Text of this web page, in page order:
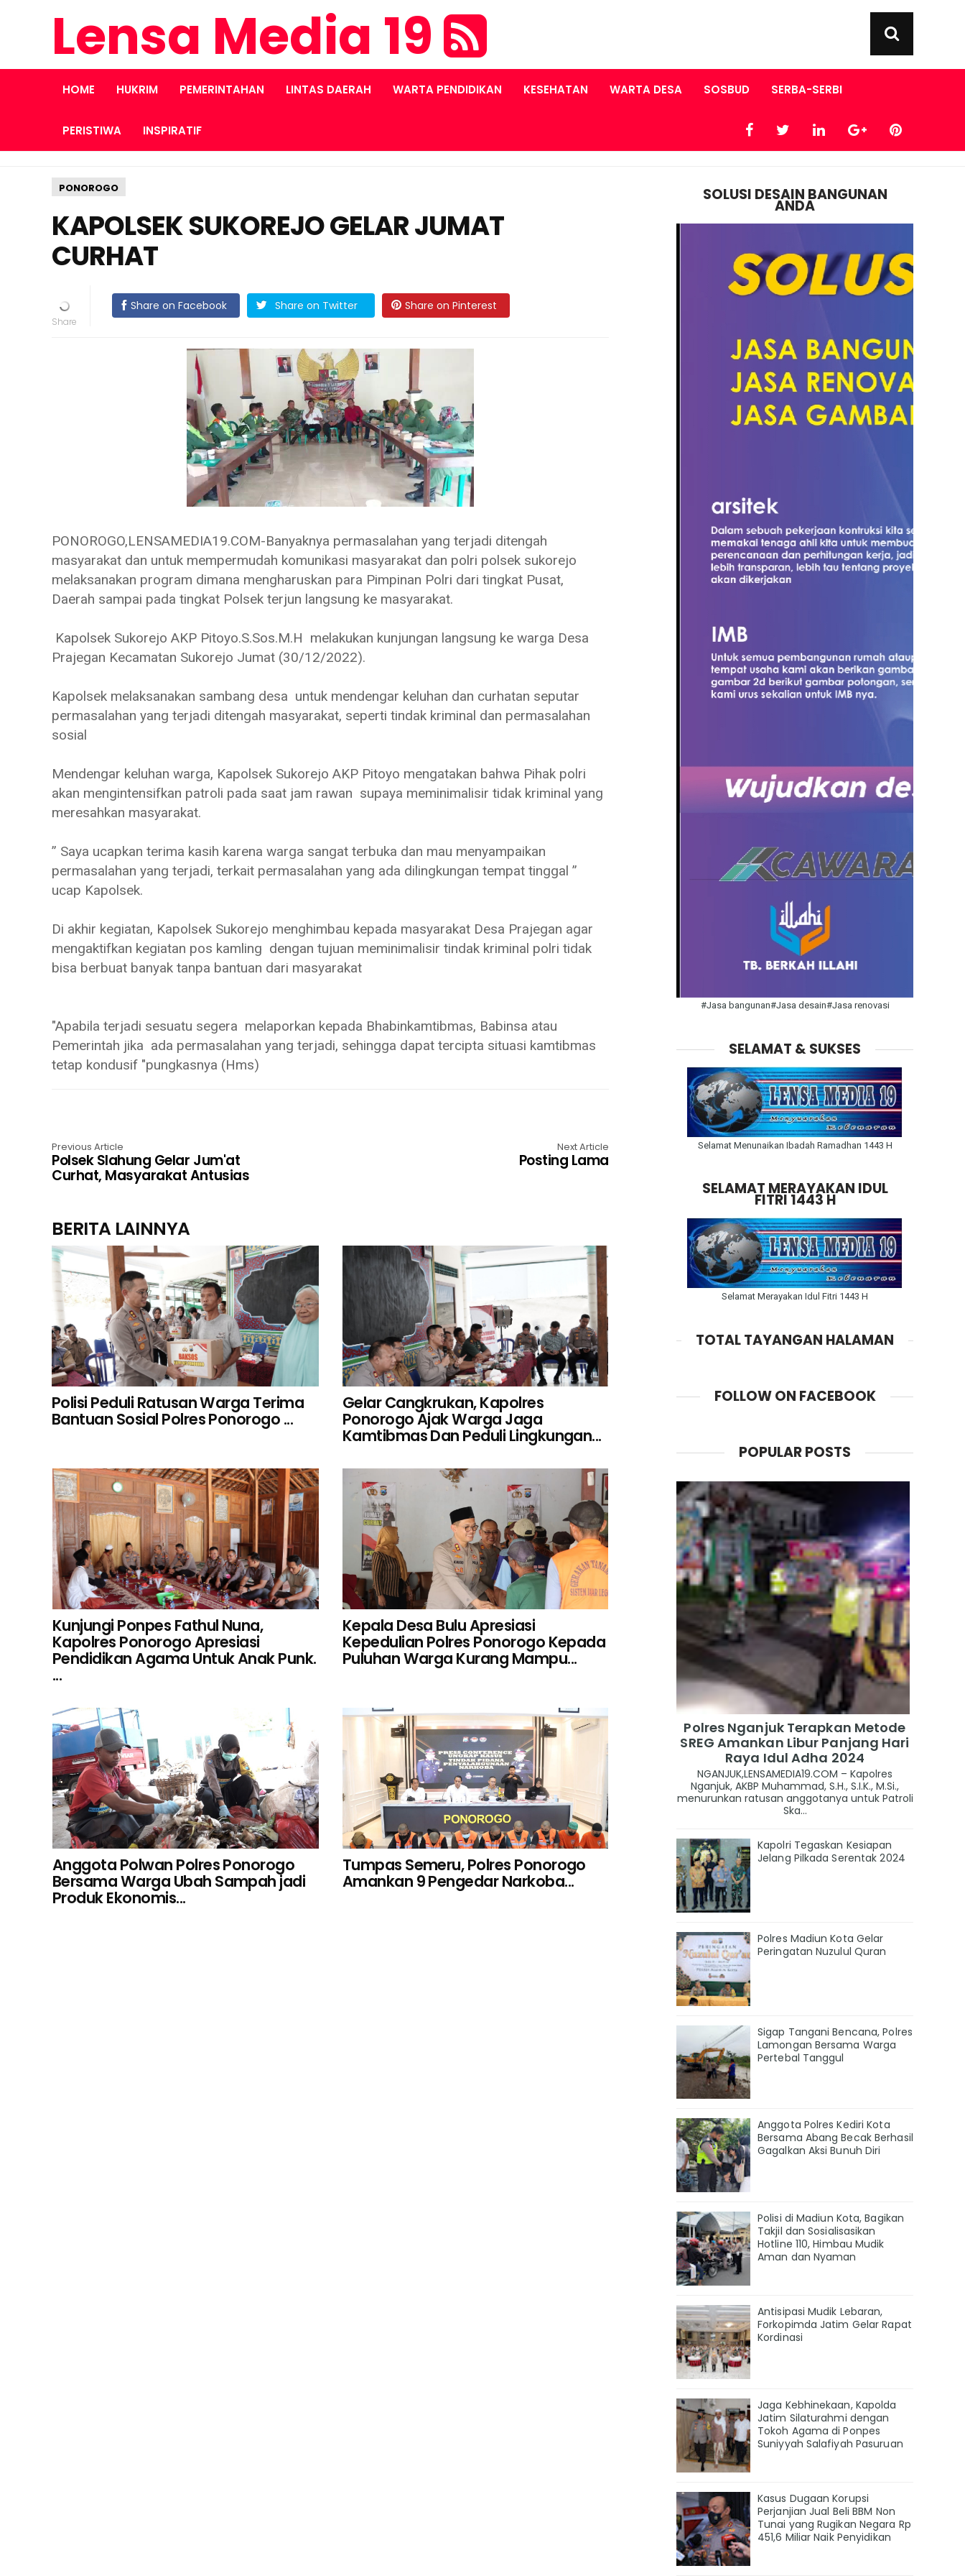
Lensa Media 19
HOME HUKRIM PEMERINTAHAN LINTAS DAERAH WARTA PENDIDIKAN KESEHATAN WARTA DESA SOSBUD SERBA-SERBI
PERISTIWA INSPIRATIF
PONOROGO
KAPOLSEK SUKOREJO GELAR JUMAT
CURHAT
Share on Facebook Share on Twitter Share on Pinterest
PONOROGO,LENSAMEDIA19.COM-Banyaknya permasalahan yang terjadi ditengah
masyarakat dan untuk mempermudah komunikasi masyarakat dan polri polsek sukorejo
melaksanakan program dimana mengharuskan para Pimpinan Polri dari tingkat Pusat,
Daerah sampai pada tingkat Polsek terjun langsung ke masyarakat.
Kapolsek Sukorejo AKP Pitoyo.S.Sos.M.H melakukan kunjungan langsung ke warga Desa
Prajegan Kecamatan Sukorejo Jumat (30/12/2022).
Kapolsek melaksanakan sambang desa untuk mendengar keluhan dan curhatan seputar
permasalahan yang terjadi ditengah masyarakat, seperti tindak kriminal dan permasalahan
sosial
Mendengar keluhan warga, Kapolsek Sukorejo AKP Pitoyo mengatakan bahwa Pihak polri
akan mengintensifkan patroli pada saat jam rawan supaya meminimalisir tidak kriminal yang
meresahkan masyarakat.
” Saya ucapkan terima kasih karena warga sangat terbuka dan mau menyampaikan
permasalahan yang terjadi, terkait permasalahan yang ada dilingkungan tempat tinggal ”
ucap Kapolsek.
Di akhir kegiatan, Kapolsek Sukorejo menghimbau kepada masyarakat Desa Prajegan agar
mengaktifkan kegiatan pos kamling dengan tujuan meminimalisir tindak kriminal polri tidak
bisa berbuat banyak tanpa bantuan dari masyarakat
"Apabila terjadi sesuatu segera melaporkan kepada Bhabinkamtibmas, Babinsa atau
Pemerintah jika ada permasalahan yang terjadi, sehingga dapat tercipta situasi kamtibmas
tetap kondusif "pungkasnya (Hms)
Previous Article
Polsek Slahung Gelar Jum'at
Curhat, Masyarakat Antusias
Next Article
Posting Lama
BERITA LAINNYA
Polisi Peduli Ratusan Warga Terima
Bantuan Sosial Polres Ponorogo ...
Gelar Cangkrukan, Kapolres
Ponorogo Ajak Warga Jaga
Kamtibmas Dan Peduli Lingkungan...
Kunjungi Ponpes Fathul Nuna,
Kapolres Ponorogo Apresiasi
Pendidikan Agama Untuk Anak Punk.
...
Kepala Desa Bulu Apresiasi
Kepedulian Polres Ponorogo Kepada
Puluhan Warga Kurang Mampu...
Anggota Polwan Polres Ponorogo
Bersama Warga Ubah Sampah jadi
Produk Ekonomis...
Tumpas Semeru, Polres Ponorogo
Amankan 9 Pengedar Narkoba...
SOLUSI DESAIN BANGUNAN
ANDA
#Jasa bangunan#Jasa desain#Jasa renovasi
SELAMAT & SUKSES
Selamat Menunaikan Ibadah Ramadhan 1443 H
SELAMAT MERAYAKAN IDUL
FITRI 1443 H
Selamat Merayakan Idul Fitri 1443 H
TOTAL TAYANGAN HALAMAN
FOLLOW ON FACEBOOK
POPULAR POSTS
Polres Nganjuk Terapkan Metode
SREG Amankan Libur Panjang Hari
Raya Idul Adha 2024
NGANJUK,LENSAMEDIA19.COM – Kapolres
Nganjuk, AKBP Muhammad, S.H., S.I.K., M.Si.,
menurunkan ratusan anggotanya untuk Patroli
Ska...
Kapolri Tegaskan Kesiapan
Jelang Pilkada Serentak 2024
Polres Madiun Kota Gelar
Peringatan Nuzulul Quran
Sigap Tangani Bencana, Polres
Lamongan Bersama Warga
Pertebal Tanggul
Anggota Polres Kediri Kota
Bersama Abang Becak Berhasil
Gagalkan Aksi Bunuh Diri
Polisi di Madiun Kota, Bagikan
Takjil dan Sosialisasikan
Hotline 110, Himbau Mudik
Aman dan Nyaman
Antisipasi Mudik Lebaran,
Forkopimda Jatim Gelar Rapat
Kordinasi
Jaga Kebhinekaan, Kapolda
Jatim Silaturahmi dengan
Tokoh Agama di Ponpes
Suniyyah Salafiyah Pasuruan
Kasus Dugaan Korupsi
Perjanjian Jual Beli BBM Non
Tunai yang Rugikan Negara Rp
451,6 Miliar Naik Penyidikan